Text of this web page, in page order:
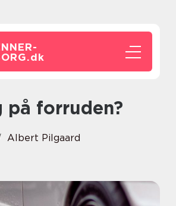
dk
på forruden?
Albert Pilgaard